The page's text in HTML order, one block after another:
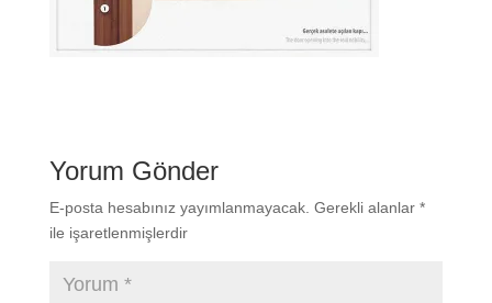
Yorum Gönder
E-posta hesabınız yayımlanmayacak. Gerekli alanlar *
ile işaretlenmişlerdir